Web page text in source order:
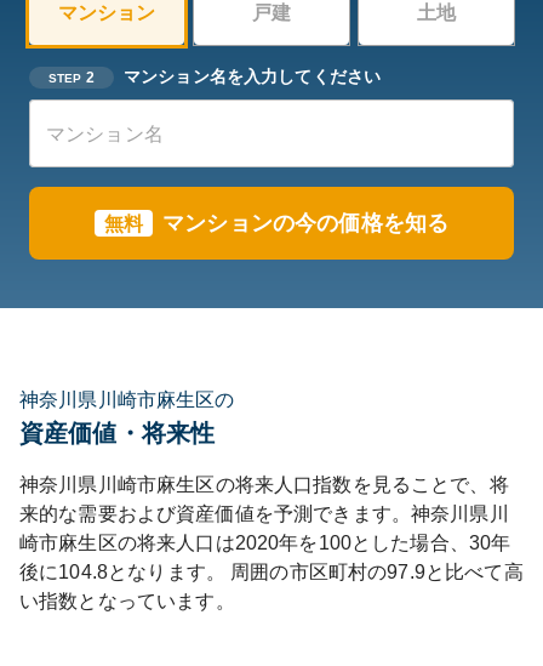
マンション 戸建 土地
STEP 2 マンション名を入力してください
無料 マンションの今の価格を知る
神奈川県川崎市麻生区の
資産価値・将来性
神奈川県 川崎市麻生区の将来人口指数を見ることで、将
来的な需要および資産価値を予測できます。 神奈川県 川
崎市麻生区の将来人口は2020年を100とした場合、30年
後に104.8となります。 周囲の市区町村の97.9と比べて高
い指数となっています。